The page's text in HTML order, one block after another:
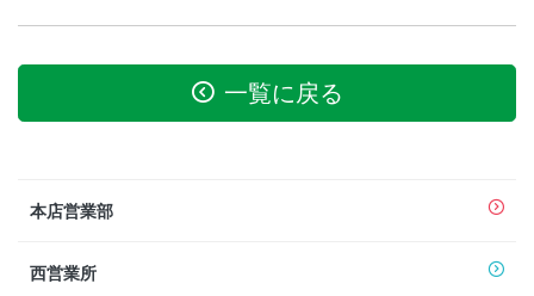
一覧に戻る
本店営業部
西営業所